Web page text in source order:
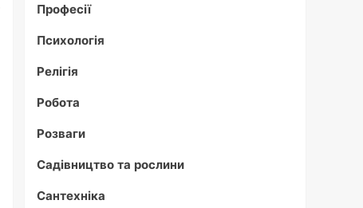
Професії
Психологія
Релігія
Робота
Розваги
Садівництво та рослини
Сантехніка